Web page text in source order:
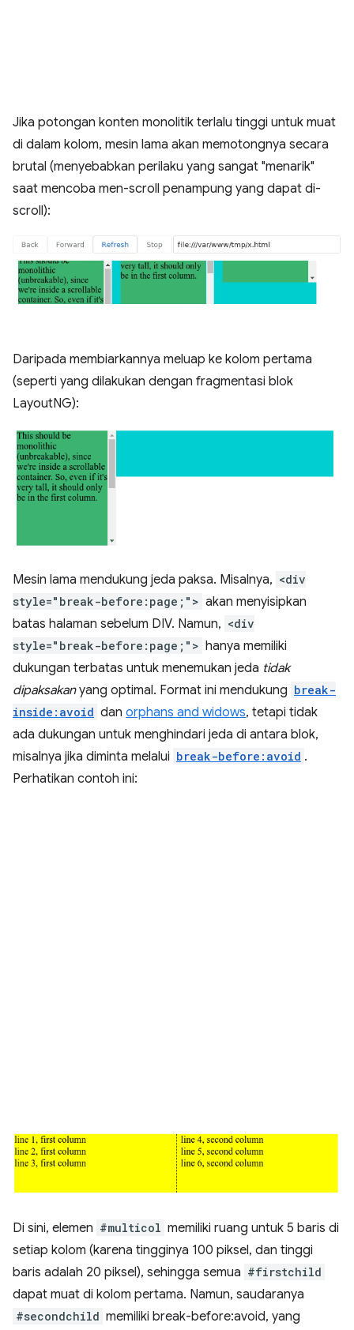
Jika potongan konten monolitik terlalu tinggi untuk muat
di dalam kolom, mesin lama akan memotongnya secara
brutal (menyebabkan perilaku yang sangat "menarik"
saat mencoba men-scroll penampung yang dapat di-
scroll):
Daripada membiarkannya meluap ke kolom pertama
(seperti yang dilakukan dengan fragmentasi blok
LayoutNG):
Mesin lama mendukung jeda paksa. Misalnya, <div
style="break-before:page;"> akan menyisipkan
batas halaman sebelum DIV. Namun, <div
style="break-before:page;"> hanya memiliki
dukungan terbatas untuk menemukan jeda tidak
dipaksakanyang optimal. Format ini mendukung break-
inside:avoid dan orphans and widows, tetapi tidak
ada dukungan untuk menghindari jeda di antara blok,
misalnya jika diminta melalui break-before:avoid .
Perhatikan contoh ini:
Di sini, elemen #multicol memiliki ruang untuk 5 baris di
setiap kolom (karena tingginya 100 piksel, dan tinggi
baris adalah 20 piksel), sehingga semua #firstchild
dapat muat di kolom pertama. Namun, saudaranya
#secondchild memiliki break-before:avoid, yang